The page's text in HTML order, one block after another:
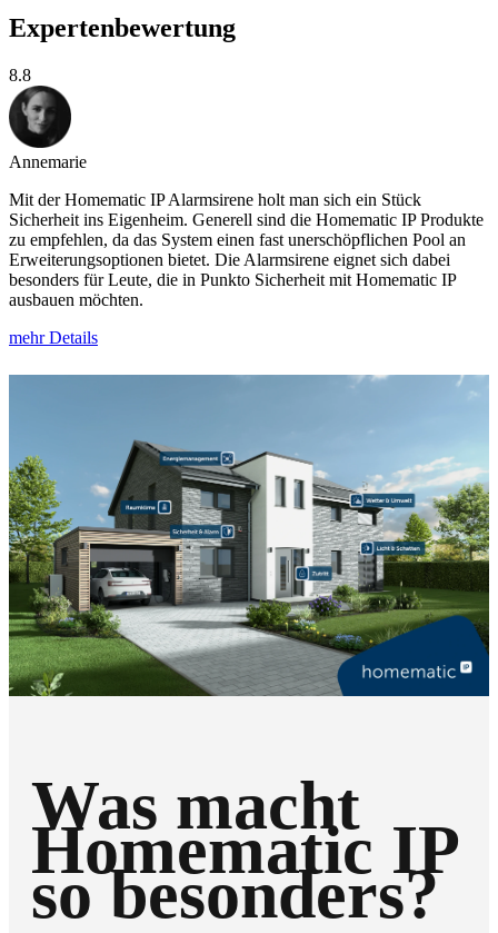
Expertenbewertung
8.8
Annemarie
Mit der Homematic IP Alarmsirene holt man sich ein Stück
Sicherheit ins Eigenheim. Generell sind die Homematic IP Produkte
zu empfehlen, da das System einen fast unerschöpflichen Pool an
Erweiterungsoptionen bietet. Die Alarmsirene eignet sich dabei
besonders für Leute, die in Punkto Sicherheit mit Homematic IP
ausbauen möchten.
mehr Details
Was macht
Homematic IP
so besonders?